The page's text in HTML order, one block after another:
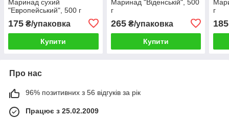
Маринад сухий
"Европейський", 500 г
175 ₴/упаковка
Купити
Маринад "Віденській", 500
г
265₴/упаковка
Купити
г
185
Про нас
96% позитивних з 56 відгуків за рік
Працює з 25.02.2009